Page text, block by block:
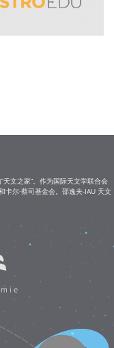
文之家”。作为国际天文学联合会
卡尔·蔡司基金会。邵逸夫-IAU 天文